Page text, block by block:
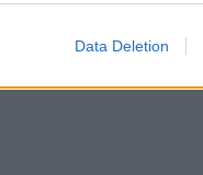
Data Deletion